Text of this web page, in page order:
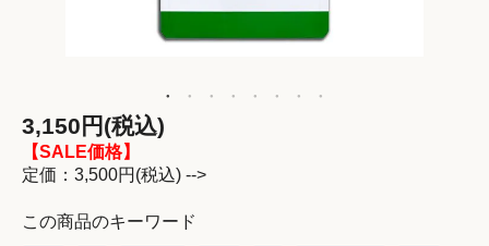
3,150円(税込)
【SALE価格】
定価：3,500円(税込) -->
この商品のキーワード